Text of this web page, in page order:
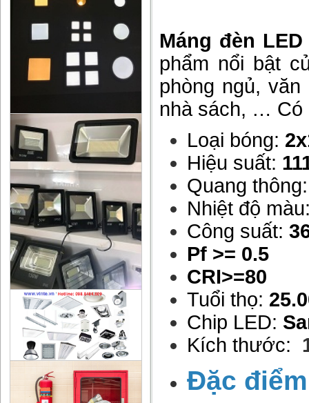
Máng đèn
phẩm nổi bật
phòng ngủ,
nhà sách, … Có
Loại bóng:
Hiệu suất:
Quang
Nhiệt độ
Công suất:
Pf >= 0.5
CRI>=80
Tuổi thọ:
Chip LED:
Kích thước:
Đặc